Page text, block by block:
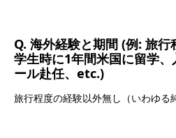
Q. 海外経験と期間 (例: 旅行
学生時に1年間米国に留学
ール赴任、etc.)
旅行程度の経験以外無し（いわゆる